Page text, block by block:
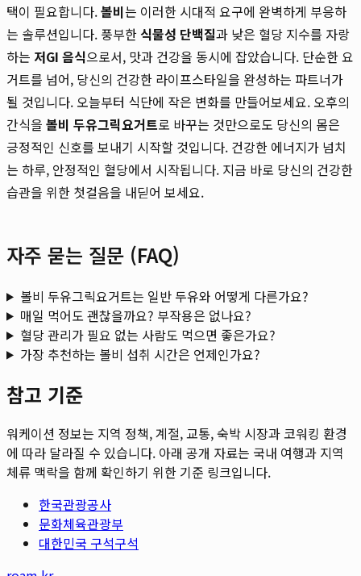
택이 필요합니다.볼비는 이러한 시대적 요구에 완벽하게 부응하
는 솔루션입니다. 풍부한 식물성 단백질과 낮은 혈당 지수를 자랑
하는 저GI 음식으로서, 맛과 건강을 동시에 잡았습니다. 단순한 요
거트를 넘어, 당신의 건강한 라이프스타일을 완성하는 파트너가
될 것입니다. 오늘부터 식단에 작은 변화를 만들어보세요. 오후의
간식을 볼비 두유그릭요거트로 바꾸는 것만으로도 당신의 몸은
긍정적인 신호를 보내기 시작할 것입니다. 건강한 에너지가 넘치
는 하루, 안정적인 혈당에서 시작됩니다. 지금 바로 당신의 건강한
습관을 위한 첫걸음을 내딛어 보세요.
자주 묻는 질문 (FAQ)
볼비 두유그릭요거트는 일반 두유와 어떻게 다른가요?
매일 먹어도 괜찮을까요? 부작용은 없나요?
혈당 관리가 필요 없는 사람도 먹으면 좋은가요?
가장 추천하는 볼비 섭취 시간은 언제인가요?
참고 기준
워케이션 정보는 지역 정책, 계절, 교통, 숙박 시장과 코워킹 환경
에 따라 달라질 수 있습니다. 아래 공개 자료는 국내 여행과 지역
체류 맥락을 함께 확인하기 위한 기준 링크입니다.
한국관광공사
문화체육관광부
대한민국 구석구석